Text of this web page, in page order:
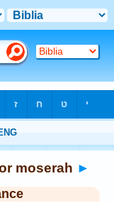
moserah ►